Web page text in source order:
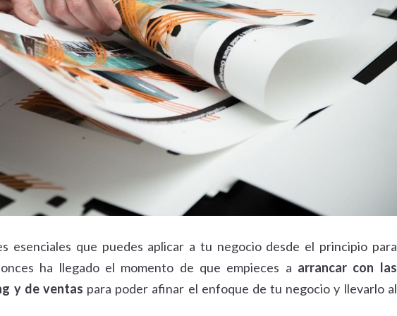
esenciales que puedes aplicar a tu negocio desde el principio para
ha llegado el momento de que empieces a arrancar con las
y de ventas para poder afinar el enfoque de tu negocio y llevarlo al